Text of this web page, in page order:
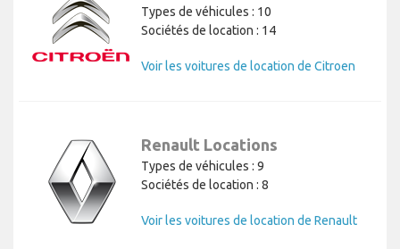
Types de véhicules : 10
Sociétés de location : 14
Voir les voitures de location de Citroen
Renault Locations
Types de véhicules : 9
Sociétés de location : 8
Voir les voitures de location de Renault